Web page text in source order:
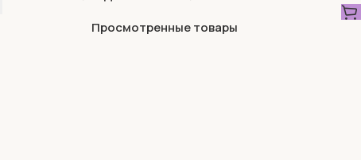
Просмотренные товары